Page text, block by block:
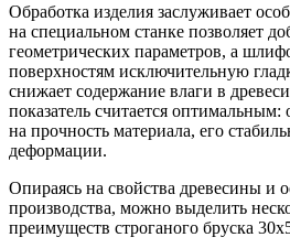
Обработка изделия заслуживает
на специальном станке позволяет
геометрических параметров, а
поверхностям исключительную
снижает содержание влаги в
показатель считается
на прочность материала, его
деформации.
Опираясь на свойства древесины и
производства, можно выделить
преимуществ строганого бруска